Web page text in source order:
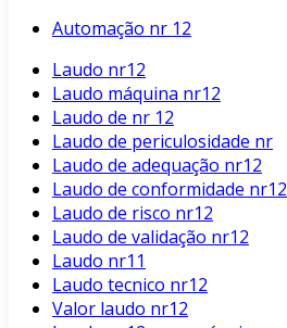
Automação nr 12
Laudo nr12
Laudo máquina nr12
Laudo de nr 12
Laudo de periculosidade nr
Laudo de adequação nr12
Laudo de conformidade nr12
Laudo de risco nr12
Laudo de validação nr12
Laudo nr11
Laudo tecnico nr12
Valor laudo nr12